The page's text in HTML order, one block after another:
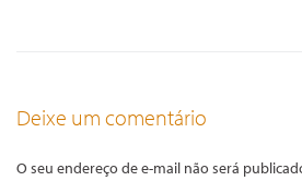
Deixe um comentário
O seu endereço de e-mail não será